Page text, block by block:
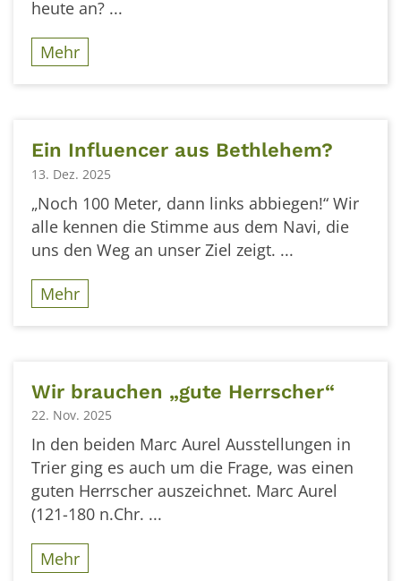
heute an? ...
Mehr
Ein Influencer aus Bethlehem?
13. Dez. 2025
„Noch 100 Meter, dann links abbiegen!“ Wir
alle kennen die Stimme aus dem Navi, die
uns den Weg an unser Ziel zeigt. ...
Mehr
Wir brauchen „gute Herrscher“
22. Nov. 2025
In den beiden Marc Aurel Ausstellungen in
Trier ging es auch um die Frage, was einen
guten Herrscher auszeichnet. Marc Aurel
(121-180 n.Chr. ...
Mehr